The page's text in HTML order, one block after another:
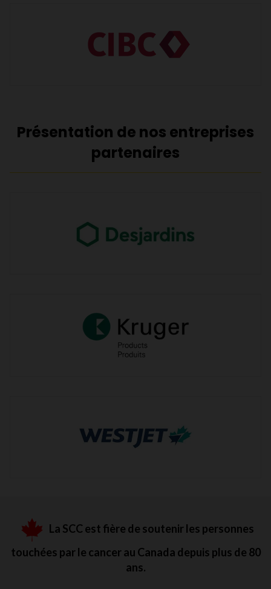
Présentation de nos entreprises
partenaires
La SCC est fière de soutenir les personnes
touchées par le cancer au Canada depuis plus de 80
ans.